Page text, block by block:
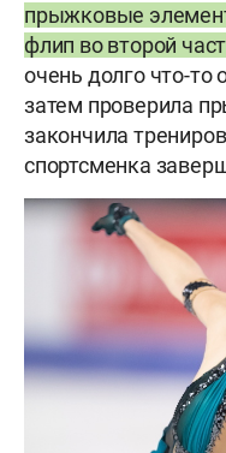
прыжковые
флип во второй
очень долго что-то
затем проверила
закончила
спортсменка